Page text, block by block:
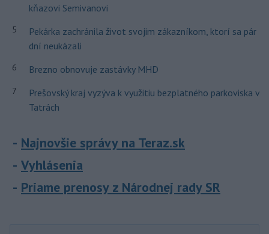
kňazovi Semivanovi
5
Pekárka zachránila život svojim zákazníkom, ktorí sa pár
dní neukázali
6 Brezno obnovuje zastávky MHD
7
Prešovský kraj vyzýva k využitiu bezplatného parkoviska v
Tatrách
Najnovšie správy na Teraz.sk
Vyhlásenia
Priame prenosy z Národnej rady SR